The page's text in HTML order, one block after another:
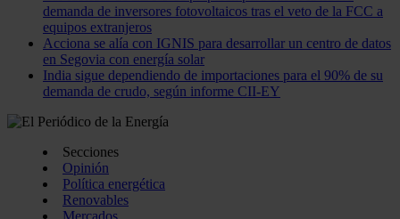
demanda de inversores fotovoltaicos tras el veto de la FCC a
equipos extranjeros
Acciona se alía con IGNIS para desarrollar un centro de datos
en Segovia con energía solar
India sigue dependiendo de importaciones para el 90% de su
demanda de crudo, según informe CII-EY
Secciones
Opinión
Política energética
Renovables